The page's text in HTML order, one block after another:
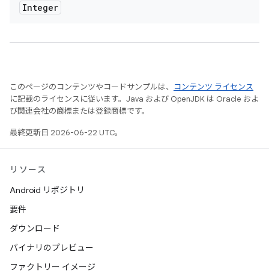
Integer
このページのコンテンツやコードサンプルは、
コンテンツ ライセンス
に記載のライセンスに従います。Java および OpenJDK は Oracle およ
び関連会社の商標または登録商標です。
最終更新日 2026-06-22 UTC。
リソース
Android リポジトリ
要件
ダウンロード
バイナリのプレビュー
ファクトリー イメージ